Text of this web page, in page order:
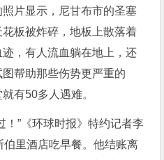
片显示，尼甘布市的圣塞
板被炸碎，地板上散落着
，有人流血躺在地上，还
帮助那些伤势更严重的
有50多人遇难。
”《环球时报》特约记者李
里酒店吃早餐。他结账离